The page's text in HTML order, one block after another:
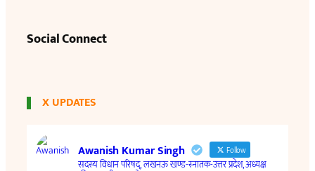
Social Connect
X UPDATES